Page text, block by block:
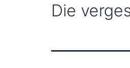
Die